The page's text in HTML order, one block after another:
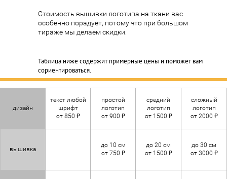
Стоимость вышивки логотипа на ткани вас
особенно порадует, потому что при большом
тираже мы делаем скидки.
Таблица ниже содержит примерные цены и поможет вам
сориентироваться.
дизайн
текст любой
шрифт
от 850 ₽
простой
логотип
от 900 ₽
средний
логотип
от 1500 ₽
сложный
логотип
от 2000 ₽
вышивка
до 10 см
от 750 ₽
до 20 см
от 1500 ₽
до 30 см
от 3000 ₽